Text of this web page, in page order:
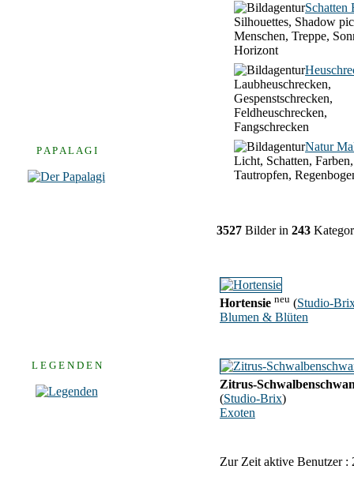
P A P A L A G I
L E G E N D E N
Schatten
Silhouettes, Shadow
Menschen, Treppe,
Horizont
Laubheuschrecken,
Gespenstschrecken,
Feldheuschrecken,
Fangschrecken
Natur
Licht, Schatten,
Tautropfen,
3527 Bilder in 243
Hortensie neu (Studio-
Blumen & Blüten
Zitrus-
(Studio-Brix)
Exoten
Zur Zeit aktive Benutzer :